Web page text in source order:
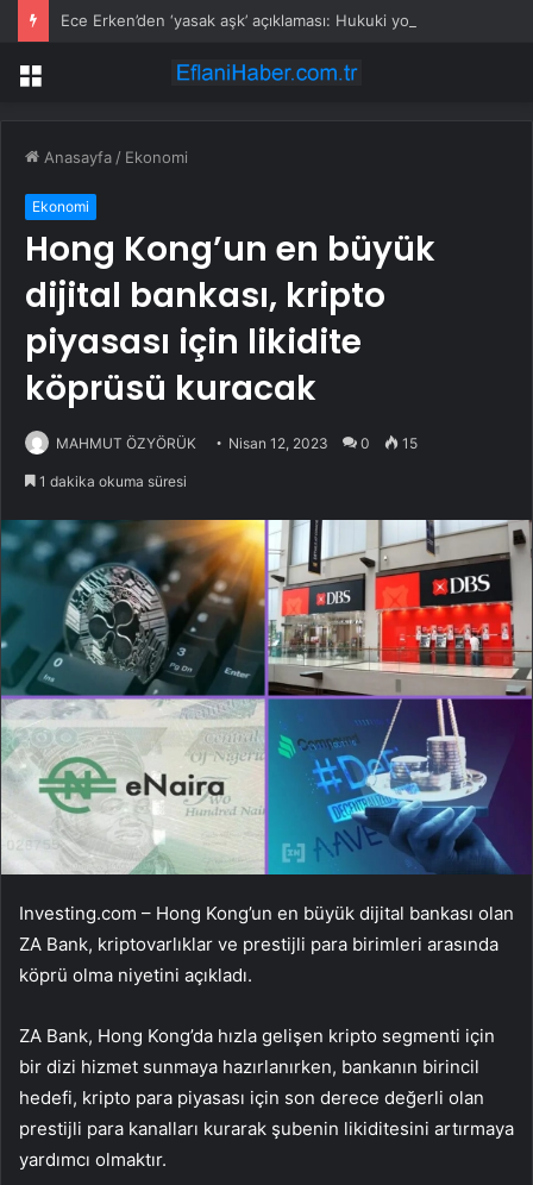
Menü
Anasayfa / Ekonomi
Ekonomi
Hong Kong’un en büyük
dijital bankası, kripto
piyasası için likidite
köprüsü kuracak
MAHMUT ÖZYÖRÜK Nisan 12, 2023 0 15
1 dakika okuma süresi
Investing.com – Hong Kong’un en büyük dijital bankası olan
ZA Bank, kriptovarlıklar ve prestijli para birimleri arasında
köprü olma niyetini açıkladı.
ZA Bank, Hong Kong’da hızla gelişen kripto segmenti için
bir dizi hizmet sunmaya hazırlanırken, bankanın birincil
hedefi, kripto para piyasası için son derece değerli olan
prestijli para kanalları kurarak şubenin likiditesini artırmaya
yardımcı olmaktır.